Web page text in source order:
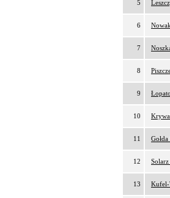
5
6
7
8
9
10
11
12 Solarz
13 Kufel-